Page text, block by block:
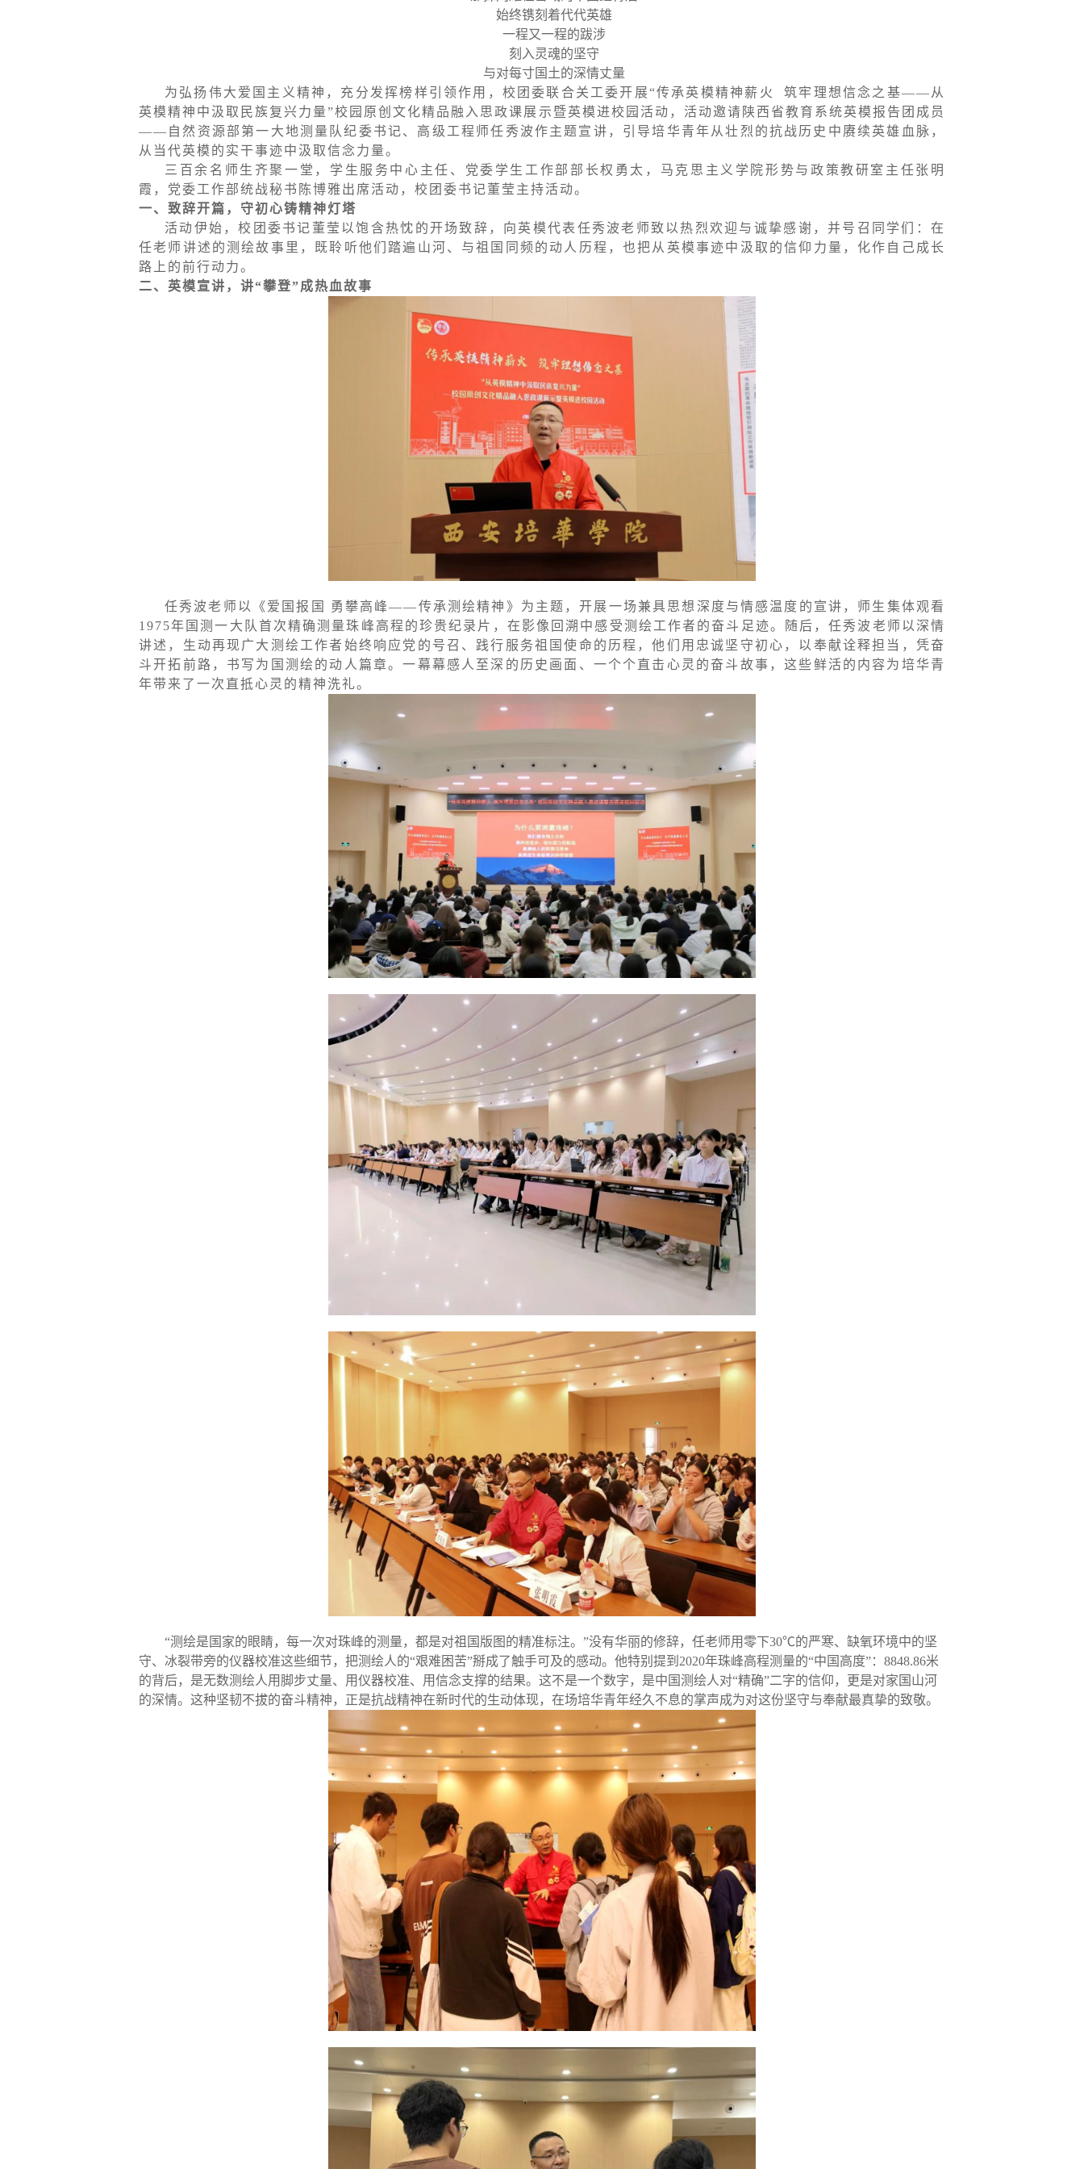
始终镌刻着代代英雄
一程又一程的跋涉
刻入灵魂的坚守
与对每寸国土的深情丈量
为弘扬伟大爱国主义精神，充分发挥榜样引领作用，校团委联合关工委开展“传承英模精神薪火 筑牢理想信念之基——从
英模精神中汲取民族复兴力量”校园原创文化精品融入思政课展示暨英模进校园活动，活动邀请陕西省教育系统英模报告团成员
——自然资源部第一大地测量队纪委书记、高级工程师任秀波作主题宣讲，引导培华青年从壮烈的抗战历史中赓续英雄血脉，
从当代英模的实干事迹中汲取信念力量。
三百余名师生齐聚一堂，学生服务中心主任、党委学生工作部部长权勇太，马克思主义学院形势与政策教研室主任张明
霞，党委工作部统战秘书陈博雅出席活动，校团委书记董莹主持活动。
一、致辞开篇，守初心铸精神灯塔
活动伊始，校团委书记董莹以饱含热忱的开场致辞，向英模代表任秀波老师致以热烈欢迎与诚挚感谢，并号召同学们：在
任老师讲述的测绘故事里，既聆听他们踏遍山河、与祖国同频的动人历程，也把从英模事迹中汲取的信仰力量，化作自己成长
路上的前行动力。
二、英模宣讲，讲“攀登”成热血故事
任秀波老师以《爱国报国 勇攀高峰——传承测绘精神》为主题，开展一场兼具思想深度与情感温度的宣讲，师生集体观看
1975年国测一大队首次精确测量珠峰高程的珍贵纪录片，在影像回溯中感受测绘工作者的奋斗足迹。随后，任秀波老师以深情
讲述，生动再现广大测绘工作者始终响应党的号召、践行服务祖国使命的历程，他们用忠诚坚守初心，以奉献诠释担当，凭奋
斗开拓前路，书写为国测绘的动人篇章。一幕幕感人至深的历史画面、一个个直击心灵的奋斗故事，这些鲜活的内容为培华青
年带来了一次直抵心灵的精神洗礼。
“测绘是国家的眼睛，每一次对珠峰的测量，都是对祖国版图的精准标注。”没有华丽的修辞，任老师用零下30℃的严寒、缺氧环境中的坚
守、冰裂带旁的仪器校准这些细节，把测绘人的“艰难困苦”掰成了触手可及的感动。他特别提到2020年珠峰高程测量的“中国高度”：8848.86米
的背后，是无数测绘人用脚步丈量、用仪器校准、用信念支撑的结果。这不是一个数字，是中国测绘人对“精确”二字的信仰，更是对家国山河
的深情。这种坚韧不拔的奋斗精神，正是抗战精神在新时代的生动体现，在场培华青年经久不息的掌声成为对这份坚守与奉献最真挚的致敬。